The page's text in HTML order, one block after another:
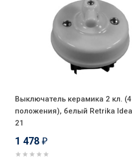
Выключатель керамика 2 кл. (4
положения), белый Retrika
21
1 478 ₽